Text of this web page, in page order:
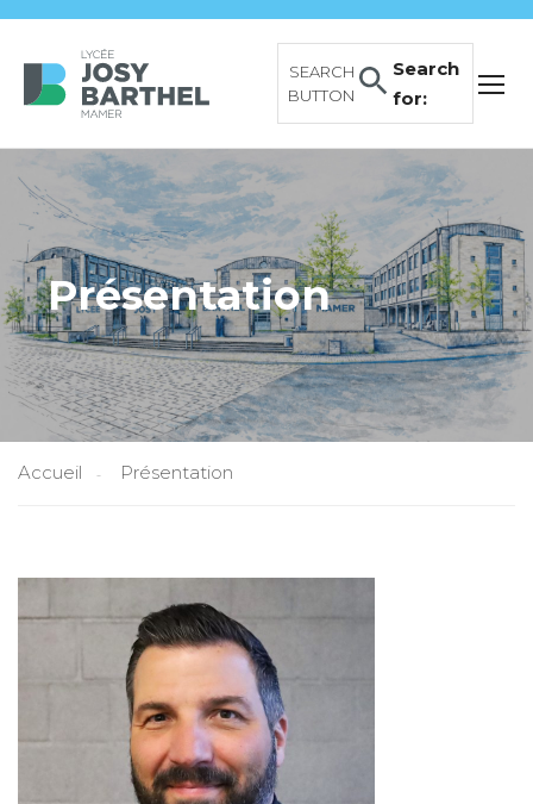
Search
for:
SEARCH
BUTTON
Présentation
Accueil Présentation